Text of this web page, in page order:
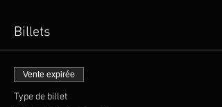
Billets
Vente expirée
Type de billet